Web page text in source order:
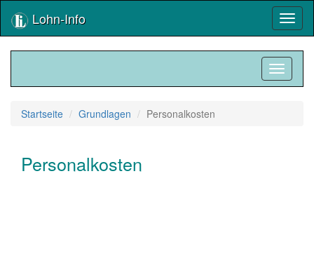
Lohn-Info
Toggle
Startseite Grundlagen Personalkosten
Personalkosten